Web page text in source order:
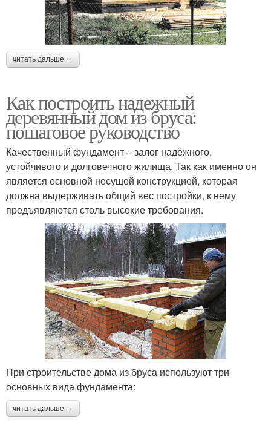
читать дальше →
Как построить надежный
деревянный дом из бруса:
пошаговое руководство
Качественный фундамент – залог надёжного,
устойчивого и долговечного жилища. Так как именно он
является основной несущей конструкцией, которая
должна выдерживать общий вес постройки, к нему
предъявляются столь высокие требования.
При строительстве дома из бруса используют три
основных вида фундамента:
читать дальше →